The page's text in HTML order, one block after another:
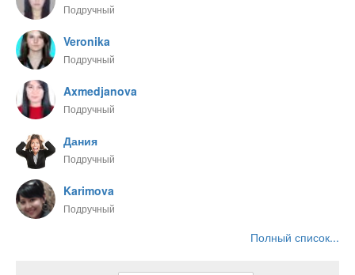
Подручный
Veronika
Подручный
Axmedjanova
Подручный
Дания
Подручный
Karimova
Подручный
Полный список...